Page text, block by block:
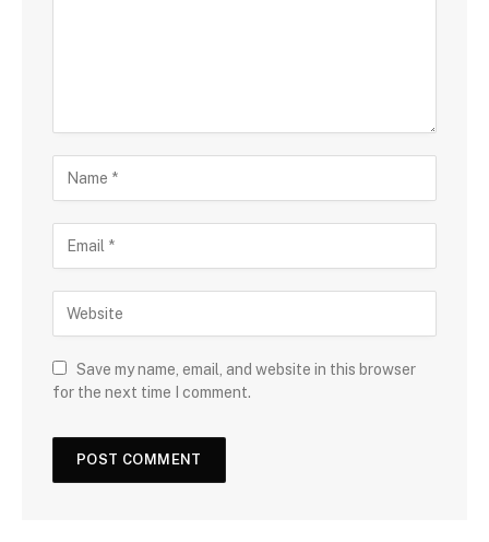
Save my name, email, and website in this browser
for the next time I comment.